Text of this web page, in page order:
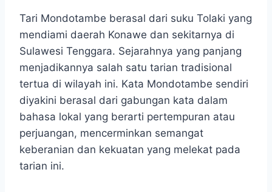
Tari Mondotambe berasal dari suku Tolaki yang
mendiami daerah Konawe dan sekitarnya di
Sulawesi Tenggara. Sejarahnya yang panjang
menjadikannya salah satu tarian tradisional
tertua di wilayah ini. Kata Mondotambe sendiri
diyakini berasal dari gabungan kata dalam
bahasa lokal yang berarti pertempuran atau
perjuangan, mencerminkan semangat
keberanian dan kekuatan yang melekat pada
tarian ini.